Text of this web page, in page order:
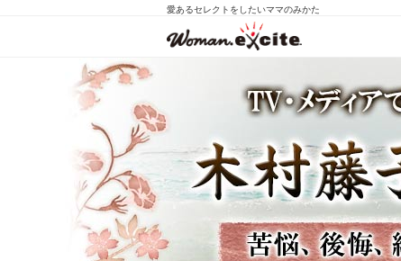
愛あるセレクトをしたいママのみかた